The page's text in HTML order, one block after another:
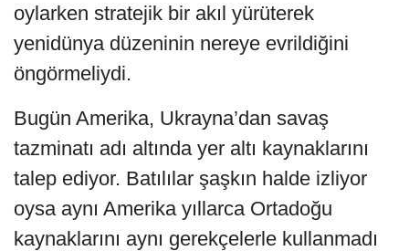
oylarken stratejik bir akıl yürüterek
yenidünya düzeninin nereye evrildiğini
öngörmeliydi.
Bugün Amerika, Ukrayna’dan savaş
tazminatı adı altında yer altı kaynaklarını
talep ediyor. Batılılar şaşkın halde izliyor
oysa aynı Amerika yıllarca Ortadoğu
kaynaklarını aynı gerekçelerle kullanmadı